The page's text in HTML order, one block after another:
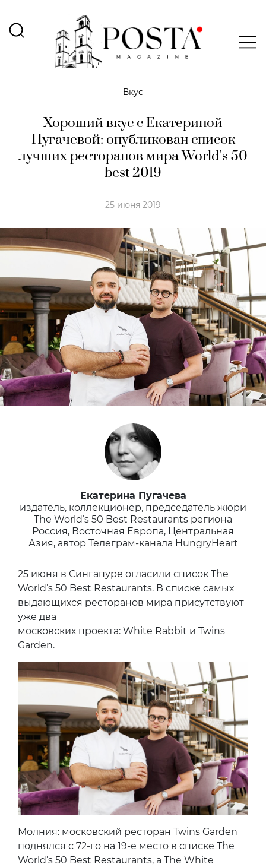
Вкус
Хороший вкус с Екатериной
Пугачевой: опубликован список
лучших ресторанов мира World’s 50
best 2019
25 июня 2019
Екатерина Пугачева
издатель, коллекционер, председатель жюри
The World’s 50 Best Restaurants региона
Россия, Восточная Европа, Центральная
Азия, автор Телеграм-канала HungryHeart
25 июня в Сингапуре огласили список The
World’s 50 Best Restaurants. В списке самых
выдающихся ресторанов мира присутствуют
уже два
московских проекта: White Rabbit и Twins
Garden.
Молния: московский ресторан Twins Garden
поднялся с 72-го на 19-е место в списке The
World’s 50 Best Restaurants, а The White